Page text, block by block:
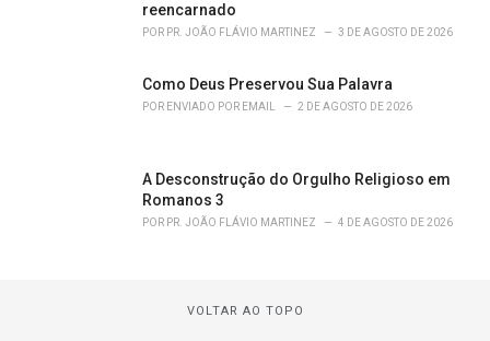
reencarnado
POR PR. JOÃO FLÁVIO MARTINEZ 3 DE AGOSTO DE 2026
Como Deus Preservou Sua Palavra
POR ENVIADO POR EMAIL 2 DE AGOSTO DE 2026
A Desconstrução do Orgulho Religioso em
Romanos 3
POR PR. JOÃO FLÁVIO MARTINEZ 4 DE AGOSTO DE 2026
VOLTAR AO TOPO